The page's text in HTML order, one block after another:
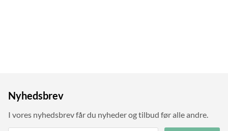
Nyhedsbrev
I vores nyhedsbrev får du nyheder og tilbud før alle andre.